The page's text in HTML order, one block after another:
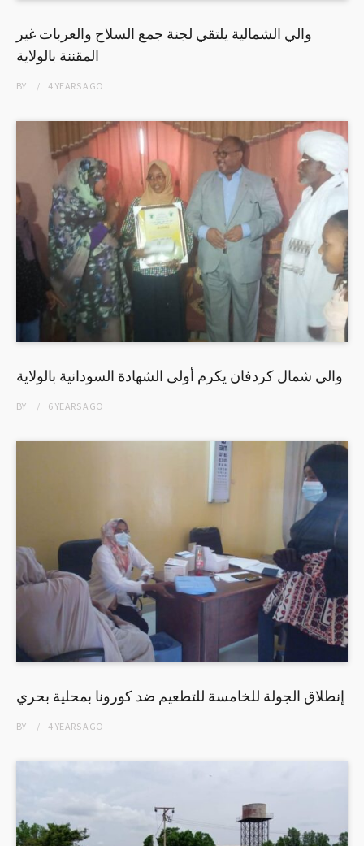
والي الشمالية يلتقي لجنة جمع السلاح والعربات غير
المقننة بالولاية
BY 4 YEARSAGO
والي شمال كردفان يكرم أولى الشهادة السودانية بالولاية
BY 6 YEARSAGO
إنطلاق الجولة للخامسة للتطعيم ضد كورونا بمحلية بحري
BY 4 YEARSAGO